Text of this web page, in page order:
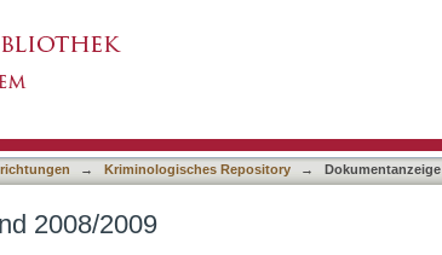
→ Kriminologisches Repository → Dokumentanzeige
2008/2009